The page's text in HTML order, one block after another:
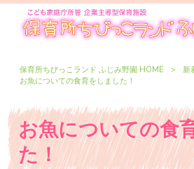
保育所ちびっこランド ふじみ野園 HOME > 新
お魚についての食育をしました！
お魚についての食
た！